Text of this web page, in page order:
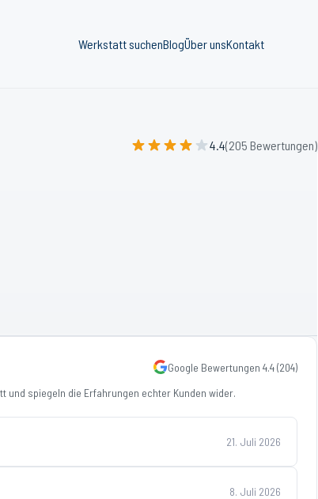
Werkstatt suchenBlogÜber unsKontakt
4.4(205 Bewertungen)
Google Bewertungen 4.4(204)
und spiegeln die Erfahrungen echter Kunden wider.
21. Juli 2026
8. Juli 2026